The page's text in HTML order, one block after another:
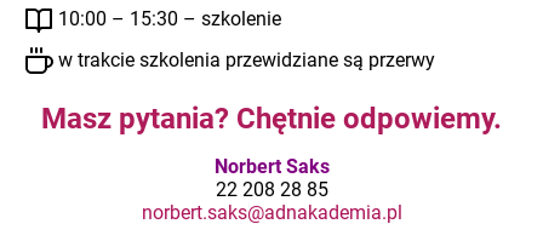
10:00 – 15:30 – szkolenie
w trakcie szkolenia przewidziane są przerwy
Masz pytania? Chętnie odpowiemy.
Norbert Saks
22 208 28 85
norbert.saks@adnakademia.pl